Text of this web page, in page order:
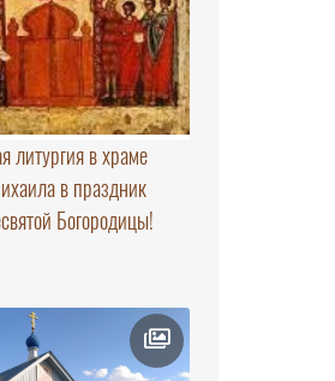
литургия в храме
в праздник
Богородицы!